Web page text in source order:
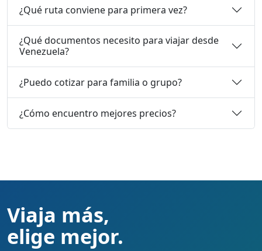
¿Qué ruta conviene para primera vez?
¿Qué documentos necesito para viajar desde
Venezuela?
¿Puedo cotizar para familia o grupo?
¿Cómo encuentro mejores precios?
Viaja más,
elige mejor.